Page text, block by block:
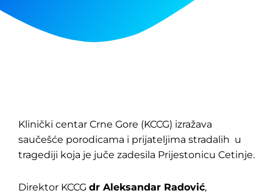
Klinički centar Crne Gore (KCCG) izražava
saučešće porodicama i prijateljima stradalih u
tragediji koja je juče zadesila Prijestonicu Cetinje.
Direktor KCCG dr Aleksandar Radović,